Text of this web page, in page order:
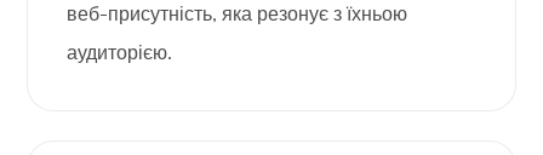
веб-присутність, яка резонує з їхньою
аудиторією.